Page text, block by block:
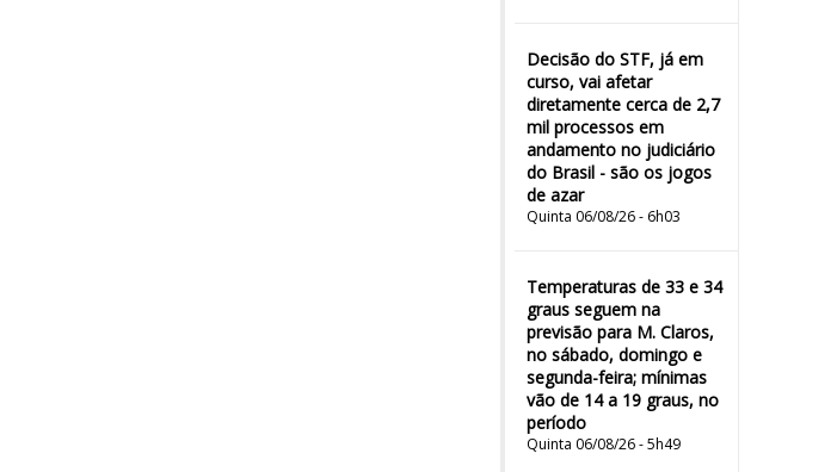
Decisão do STF, já em
curso, vai afetar
diretamente cerca de 2,7
mil processos em
andamento no judiciário
do Brasil - são os jogos
de azar
Quinta 06/08/26 - 6h03
Temperaturas de 33 e 34
graus seguem na
previsão para M. Claros,
no sábado, domingo e
segunda-feira; mínimas
vão de 14 a 19 graus, no
período
Quinta 06/08/26 - 5h49